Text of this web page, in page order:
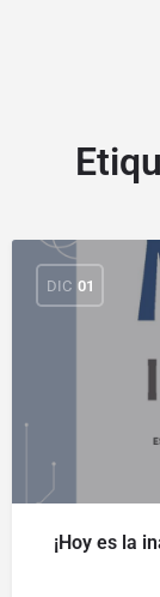
DIC 01
¡Hoy es la